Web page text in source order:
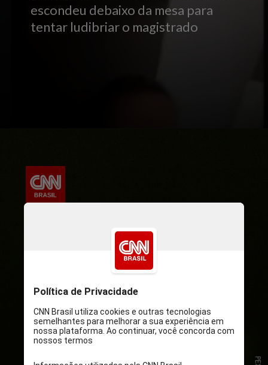
escondeu debaixo da mesa para
tentar ludibriar o magistrado